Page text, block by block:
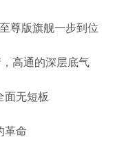
尊版旗舰一步到位
高通的深层底气
面无短板
革命